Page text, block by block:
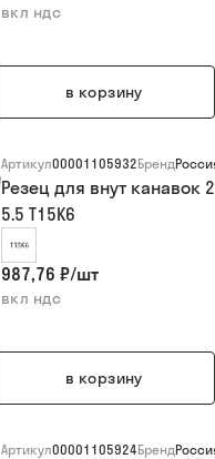
вкл ндс
в корзину
Артикул00001105932Бренд
Резец для внут канавок
5.5 Т15К6
987,76 ₽/шт
вкл ндс
в корзину
Артикул00001105924Бренд